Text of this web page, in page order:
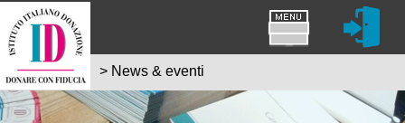
> News & eventi